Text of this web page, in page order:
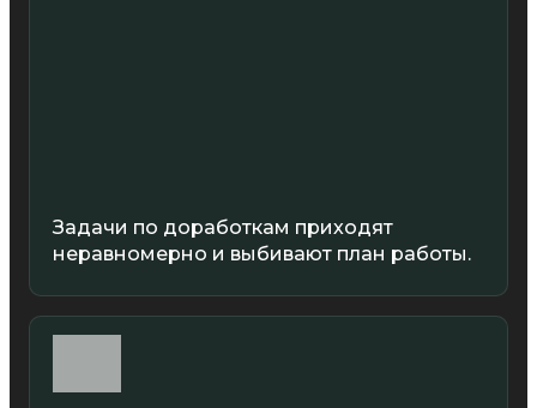
Задачи по доработкам приходят
неравномерно и выбивают план работы.